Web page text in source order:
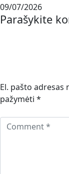
09/07/2026
Parašykite
El. pašto adresas
pažymėti *